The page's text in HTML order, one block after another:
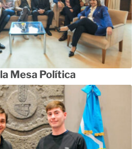
Mesa Política